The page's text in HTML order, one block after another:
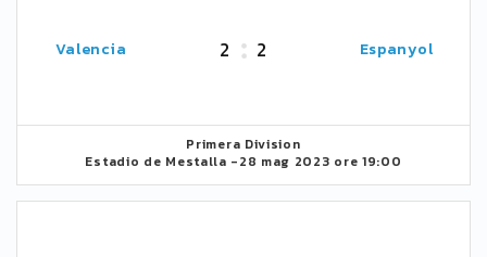
Valencia 2 2 Espanyol
Primera Division
Estadio de Mestalla -28 mag 2023 ore 19:00